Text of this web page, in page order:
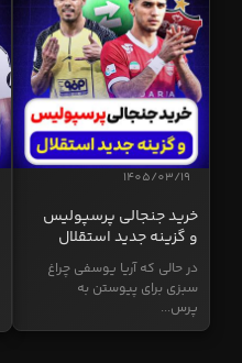
1405/03/19
خرید جنجالی پرسپولیس
و گزینه جدید استقلال
در حالی که آریا یوسفی چراغ
سبزی برای پیوستن به
پرس...